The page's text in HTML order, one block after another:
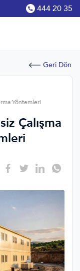
444 20 35
Geri Dön
Yöntemleri
Çalışma